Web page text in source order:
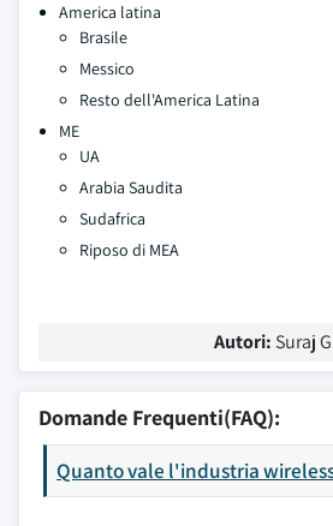
America latina
Brasile
Messico
Resto dell'America Latina
ME
UA
Arabia Saudita
Sudafrica
Riposo di MEA
Autori: Suraj
Domande Frequenti(FAQ):
Quanto vale l'industria